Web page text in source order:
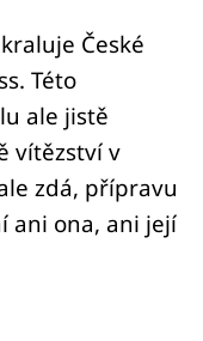
České
Této
ale jistě
vítězství v
zdá, přípravu
ani ona, ani její